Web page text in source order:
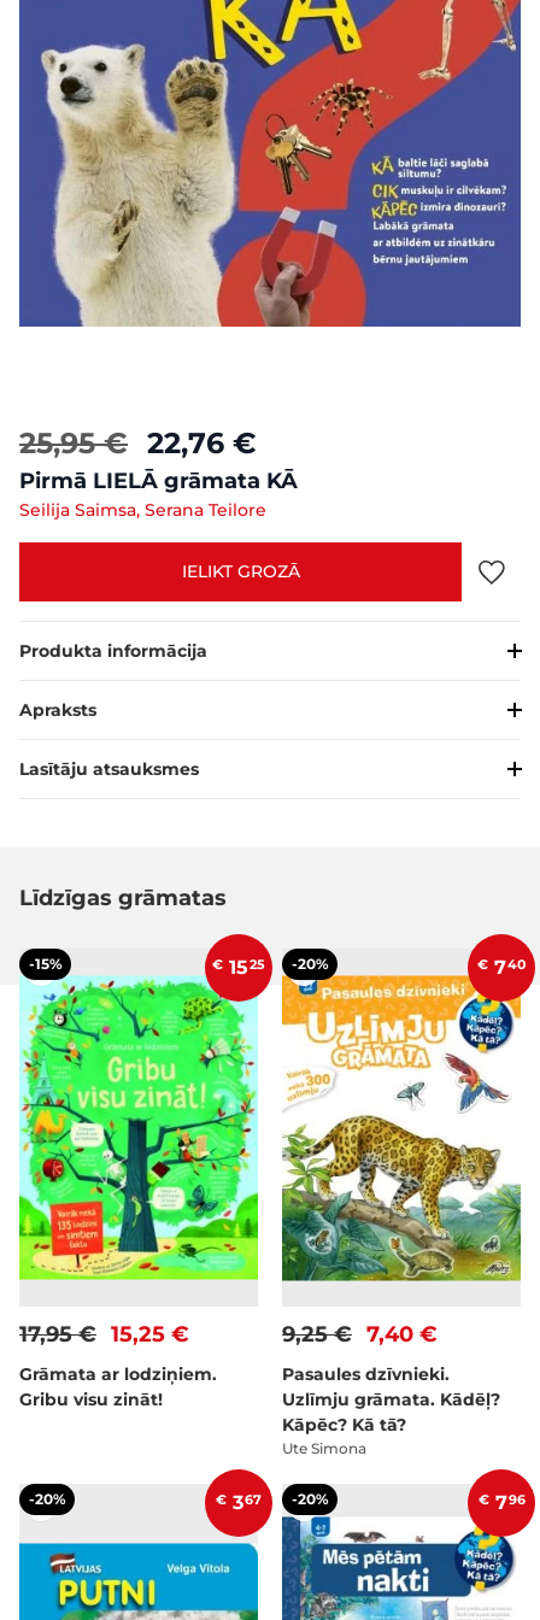
25,95 € 22,76 €
Pirmā LIELĀ grāmata KĀ
Seilija Saimsa, Serana Teilore
IELIKT GROZĀ
Produkta informācija
Apraksts
Lasītāju atsauksmes
Līdzīgas grāmatas
-15% € 1525
15,25 €
17,95 €
Grāmata ar lodziņiem.
Gribu visu zināt!
-20% € 740
7,40 €
9,25 €
Pasaules dzīvnieki.
Uzlīmju grāmata. Kādēļ?
Kāpēc? Kā tā?
Ute Simona
-20% € 367 -20% € 796